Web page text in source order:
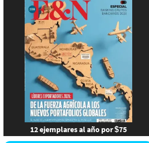
12 ejemplares al año por $75